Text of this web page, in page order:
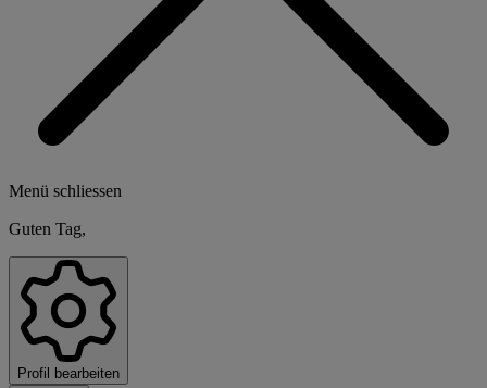
Menü schliessen
Guten Tag,
Profil bearbeiten